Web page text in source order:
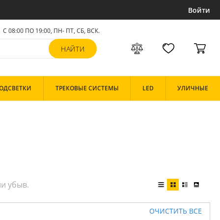
Войти
С 08:00 ПО 19:00, ПН- ПТ,СБ, ВСК.
ТРЕКОВЫЕ СИСТЕМЫ LED УЛИЧНЫЕ
ОЧИСТИТЬ ВСЕ